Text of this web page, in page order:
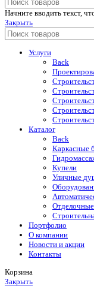
Начните вводить текст,
Закрыть
Услуги
Back
Каталог
Back
Каркасные
Купели
Уличные
Портфолио
O компании
Новости и акции
Контакты
Корзина
Закрыть